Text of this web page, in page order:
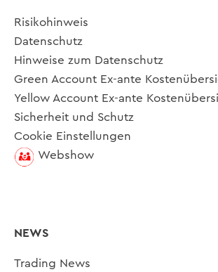
Risikohinweis
Datenschutz
Hinweise zum Datenschutz
Green Account Ex-ante
Yellow Account Ex-ante
Sicherheit und Schutz
Cookie Einstellungen
Webshow
NEWS
Trading News